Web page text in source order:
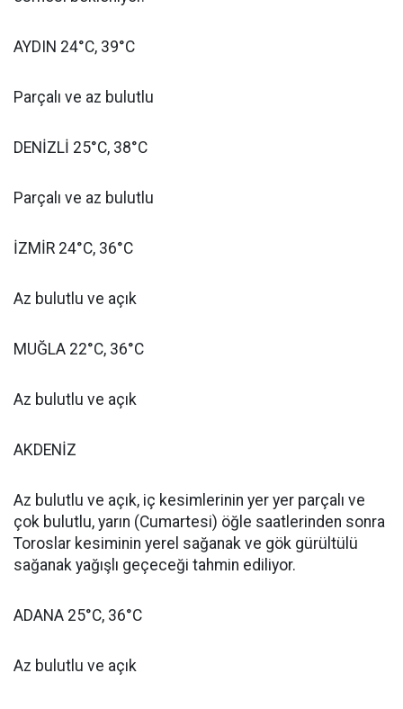
AYDIN 24°C, 39°C
Parçalı ve az bulutlu
DENİZLİ 25°C, 38°C
Parçalı ve az bulutlu
İZMİR 24°C, 36°C
Az bulutlu ve açık
MUĞLA 22°C, 36°C
Az bulutlu ve açık
AKDENİZ
Az bulutlu ve açık, iç kesimlerinin yer yer parçalı ve
çok bulutlu, yarın (Cumartesi) öğle saatlerinden sonra
Toroslar kesiminin yerel sağanak ve gök gürültülü
sağanak yağışlı geçeceği tahmin ediliyor.
ADANA 25°C, 36°C
Az bulutlu ve açık